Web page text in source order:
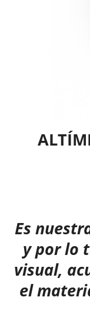
Es
y por lo
visual,
el